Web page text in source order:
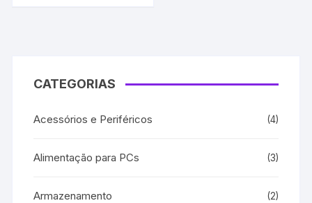
CATEGORIAS
Acessórios e Periféricos (4)
Alimentação para PCs (3)
Armazenamento (2)